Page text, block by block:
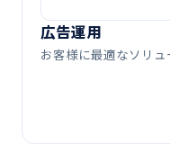
広告運用
お客様に最適なソリュ